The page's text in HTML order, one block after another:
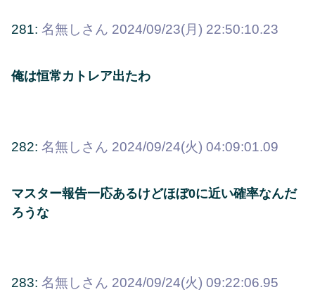
281: 名無しさん 2024/09/23(月) 22:50:10.23
俺は恒常カトレア出たわ
282: 名無しさん 2024/09/24(火) 04:09:01.09
マスター報告一応あるけどほぼ0に近い確率なんだ
ろうな
283: 名無しさん 2024/09/24(火) 09:22:06.95